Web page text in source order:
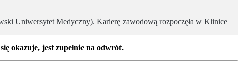
Uniwersytet Medyczny). Karierę zawodową rozpoczęła w Klinice
okazuje, jest zupełnie na odwrót.